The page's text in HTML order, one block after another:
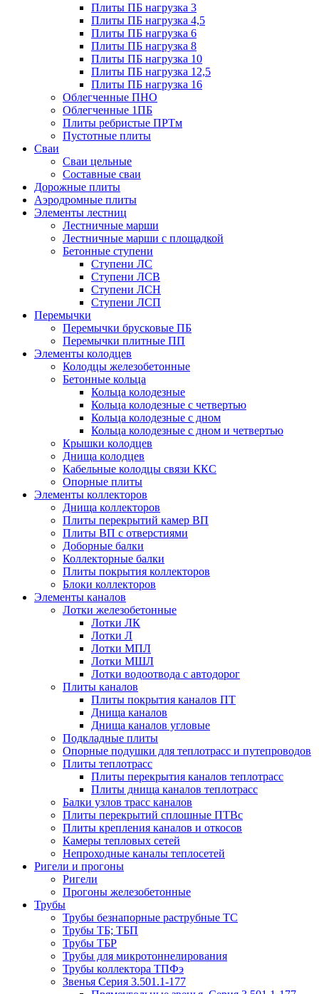
Плиты ПБ нагрузка 3
Плиты ПБ нагрузка 4,5
Плиты ПБ нагрузка 6
Плиты ПБ нагрузка 8
Плиты ПБ нагрузка 10
Плиты ПБ нагрузка 12,5
Плиты ПБ нагрузка 16
Облегченные ПНО
Облегченные 1ПБ
Плиты ребристые ПРТм
Пустотные плиты
Сваи
Сваи цельные
Составные сваи
Дорожные плиты
Аэродромные плиты
Элементы лестниц
Лестничные марши
Лестничные марши с площадкой
Бетонные ступени
Ступени ЛС
Ступени ЛСВ
Ступени ЛСН
Ступени ЛСП
Перемычки
Перемычки брусковые ПБ
Перемычки плитные ПП
Элементы колодцев
Колодцы железобетонные
Бетонные кольца
Кольца колодезные
Кольца колодезные с четвертью
Кольца колодезные с дном
Кольца колодезные с дном и четвертью
Крышки колодцев
Днища колодцев
Кабельные колодцы связи ККС
Опорные плиты
Элементы коллекторов
Днища коллекторов
Плиты перекрытий камер ВП
Плиты ВП с отверстиями
Доборные балки
Коллекторные балки
Плиты покрытия коллекторов
Блоки коллекторов
Элементы каналов
Лотки железобетонные
Лотки ЛК
Лотки Л
Лотки МПЛ
Лотки МШЛ
Лотки водоотвода с автодорог
Плиты каналов
Плиты покрытия каналов ПТ
Днища каналов
Днища каналов угловые
Подкладные плиты
Опорные подушки для теплотрасс и путепроводов
Плиты теплотрасс
Плиты перекрытия каналов теплотрасс
Плиты днища каналов теплотрасс
Балки узлов трасс каналов
Плиты перекрытий сплошные ПТВс
Плиты крепления каналов и откосов
Камеры тепловых сетей
Непроходные каналы теплосетей
Ригели и прогоны
Ригели
Прогоны железобетонные
Трубы
Трубы безнапорные раструбные ТС
Трубы ТБ; ТБП
Трубы ТБР
Трубы для микротоннелирования
Трубы коллектора ТПФэ
Звенья Серия 3.501.1-177